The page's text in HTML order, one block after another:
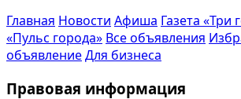
Главная Новости Афиша Газета «Три
«Пульс города» Все объявления
объявлениеДля бизнеса
Правовая информация